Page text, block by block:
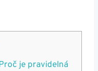
je pravidelná